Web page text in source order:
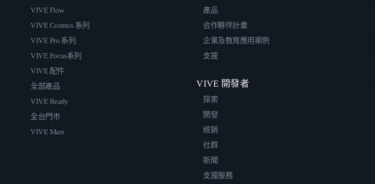
VIVE Flow
VIVE Cosmos 系列
VIVE Pro 系列
VIVE Focus系列
VIVE 配件
全部產品
VIVE Ready
全台門市
VIVE Mars
產品
合作夥伴計畫
企業及教育應用案例
支援
VIVE 開發者
探索
開發
經銷
社群
新聞
支援服務